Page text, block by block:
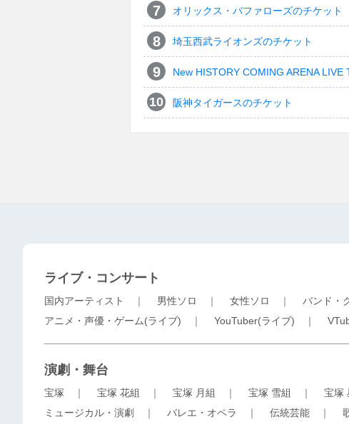
オリックス・バファローズのチケット
埼玉西武ライオンズのチケット
New HISTORY COMING ARENA
阪神タイガースのチケット
ライブ・コンサート
国内アーティスト ｜ 男性ソロ ｜ 女性ソロ ｜ バンド・
アニメ・声優・ゲーム(ライブ) ｜ YouTuber(ライブ) ｜
演劇・舞台
宝塚 ｜ 宝塚 花組 ｜ 宝塚 月組 ｜ 宝塚 雪組 ｜ 宝塚
ミュージカル・演劇
｜ バレエ・オペラ ｜ 伝統芸能 ｜